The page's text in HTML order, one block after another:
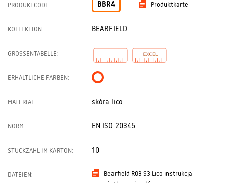
PRODUKTCODE: BBR4 Produktkarte
KOLLEKTION: BEARFIELD
GRÖSSENTABELLE:
ERHÄLTLICHE FARBEN:
MATERIAL: skóra lico
NORM: EN ISO 20345
STÜCKZAHL IM KARTON: 10
DATEIEN:
Bearfield R03 S3 Lico instrukcja